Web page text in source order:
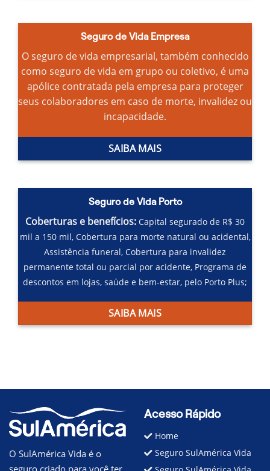
Seguro de Vida Empresa
O seguro de vida empresarial, também conhecido
como seguro de vida em grupo ou coletivo, é uma
apólice contratada pela empresa para proteger
seus colaboradores em caso de morte, invalidez ou
incapacidade.
SAIBA MAIS
Seguro de Vida Porto
Coberturas e benefícios: Capital segurado de R$ 30
mil a 150 mil, Cobertura para morte natural ou acidental,
Assistência funeral,Cobertura para invalidez
permanente total ou parcial por acidente, Programa de
descontos em lojas, saúde e bem-estar, pelo Porto Plus;
SAIBA MAIS
O SulAmérica Vida é o
seguro criado para você ter
Acesso Rápido
Home
Seguro SulAmérica Vida